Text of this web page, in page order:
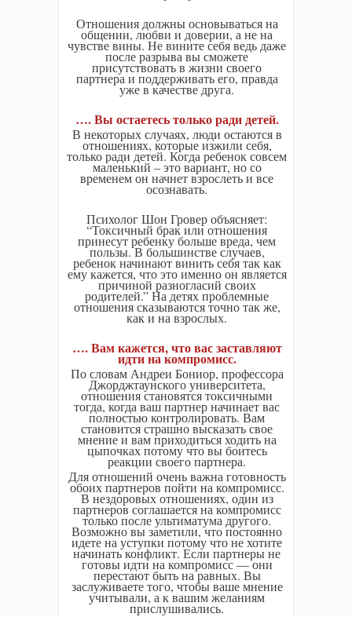
Отношения должны основываться на
общении, любви и доверии, а не на
чувстве вины. Не вините себя ведь даже
после разрыва вы сможете
присутствовать в жизни своего
партнера и поддерживать его, правда
уже в качестве друга.
…. Вы остаетесь только ради детей.
В некоторых случаях, люди остаются в
отношениях, которые изжили себя,
только ради детей. Когда ребенок совсем
маленький – это вариант, но со
временем он начнет взрослеть и все
осознавать.
Психолог Шон Гровер объясняет:
“Токсичный брак или отношения
принесут ребенку больше вреда, чем
пользы. В большинстве случаев,
ребенок начинают винить себя так как
ему кажется, что это именно он является
причиной разногласий своих
родителей.” На детях проблемные
отношения сказываются точно так же,
как и на взрослых.
…. Вам кажется, что вас заставляют
идти на компромисс.
По словам Андреи Бониор, профессора
Джорджтаунского университета,
отношения становятся токсичными
тогда, когда ваш партнер начинает вас
полностью контролировать. Вам
становится страшно высказать свое
мнение и вам приходиться ходить на
цыпочках потому что вы боитесь
реакции своего партнера.
Для отношений очень важна готовность
обоих партнеров пойти на компромисс.
В нездоровых отношениях, один из
партнеров соглашается на компромисс
только после ультиматума другого.
Возможно вы заметили, что постоянно
идете на уступки потому что не хотите
начинать конфликт. Если партнеры не
готовы идти на компромисс — они
перестают быть на равных. Вы
заслуживаете того, чтобы ваше мнение
учитывали, а к вашим желаниям
прислушивались.